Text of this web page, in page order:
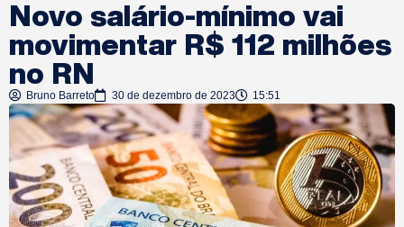
Novo salário-mínimo vai
movimentar R$ 112 milhões
no RN
Bruno Barreto 30 de dezembro de 2023 15:51